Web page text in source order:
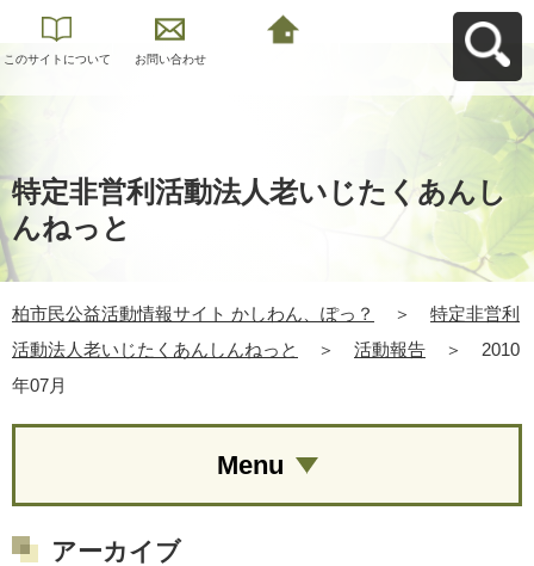
このサイトについて お問い合わせ
特定非営利活動法人老いじたくあんし
んねっと
柏市民公益活動情報サイト かしわん、ぽっ？ ＞
特定非営利
活動法人老いじたくあんしんねっと
＞ 活動報告 ＞
2010
年07月
Menu
アーカイブ